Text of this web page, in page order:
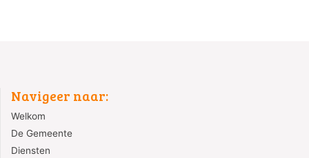
Navigeer naar:
Welkom
De Gemeente
Diensten